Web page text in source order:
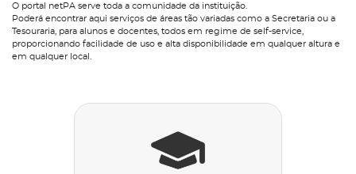
O portal netPA serve toda a comunidade da instituição.
Poderá encontrar aqui serviços de áreas tão variadas como a Secretaria ou a
Tesouraria, para alunos e docentes, todos em regime de self-service,
proporcionando facilidade de uso e alta disponibilidade em qualquer altura e
em qualquer local.